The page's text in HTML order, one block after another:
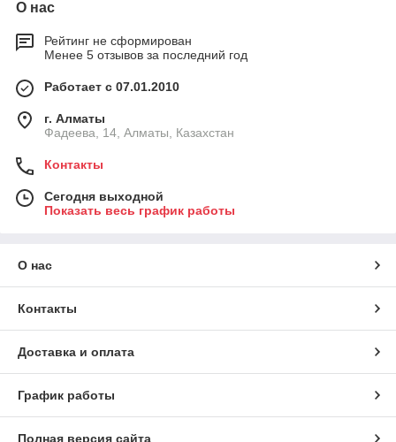
О нас
Рейтинг не сформирован
Менее 5 отзывов за последний год
Работает с 07.01.2010
г. Алматы
Фадеева, 14, Алматы, Казахстан
Контакты
Сегодня выходной
Показать весь график работы
О нас
Контакты
Доставка и оплата
График работы
Полная версия сайта